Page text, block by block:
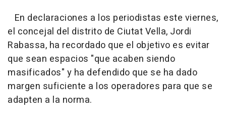
En declaraciones a los periodistas este viernes,
el concejal del distrito de Ciutat Vella, Jordi
Rabassa, ha recordado que el objetivo es evitar
que sean espacios "que acaben siendo
masificados" y ha defendido que se ha dado
margen suficiente a los operadores para que se
adapten a la norma.